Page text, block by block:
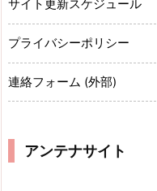
サイト更新スケジュール
プライバシーポリシー
連絡フォーム (外部)
アンテナサイト